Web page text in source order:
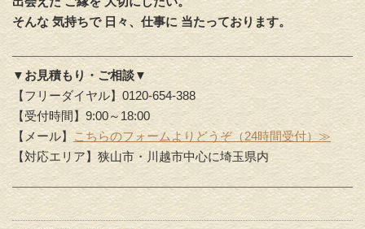
そんな 気持ちで 日々、仕事に 当たっております。
▼お見積もり・ご相談▼
【フリーダイヤル】0120-654-388
【受付時間】9:00～18:00
【メール】
こちらのフォームよりどうぞ（24時間受付）≫
【対応エリア】狭山市・川越市中心に埼玉県内